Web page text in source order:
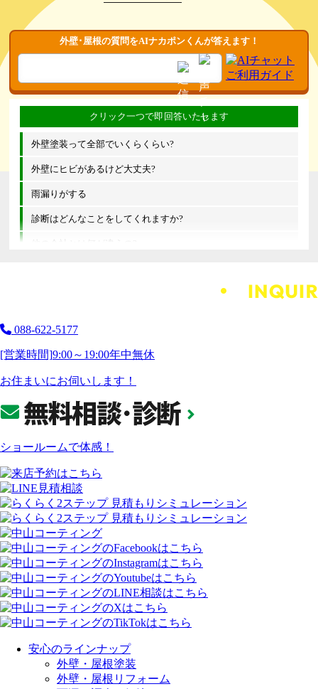
外壁･屋根の質問をAIナカポンくんが答えます！
外壁塗装って全部でいくらくらい?
外壁にヒビがあるけど大丈夫?
雨漏りがする
診断はどんなことをしてくれますか?
他の会社とは何が違うの?
088-622-5177
[営業時間]9:00～19:00年中無休
お住まいにお伺いします！
ショールームで体感！
安心のラインナップ
外壁・屋根塗装
外壁・屋根リフォーム